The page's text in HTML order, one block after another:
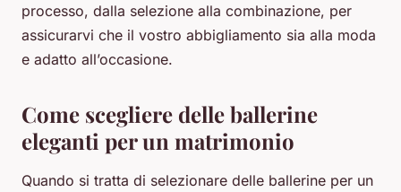
processo, dalla selezione alla combinazione, per
assicurarvi che il vostro abbigliamento sia alla moda
e adatto all’occasione.
Come scegliere delle ballerine
eleganti per un matrimonio
Quando si tratta di selezionare delle ballerine per un